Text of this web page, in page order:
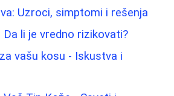
Uzroci, simptomi i rešenja
Da li je vredno rizikovati?
vašu kosu - Iskustva i